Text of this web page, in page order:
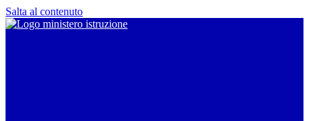
Salta al contenuto